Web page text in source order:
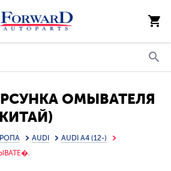
ОМЫВАТЕЛЯ
AUDI
AUDI A4 (12-)